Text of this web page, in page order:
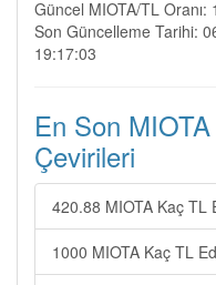
Güncel MIOTA/TL Oranı:
Son Güncelleme Tarihi:
19:17:03
En Son
Çevirileri
420.88 MIOTA Kaç TL
1000 MIOTA Kaç TL